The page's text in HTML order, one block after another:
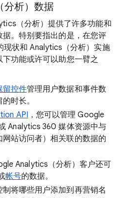
析）数据
（分析）提供了许多功能和
。特别要指出的是，在您评
现状和 Analytics（分析）实施
功能或许可以助您一臂之
留控件管理用户数据和事件数
时长。
API ，您可以管理 Google
Analytics 360 媒体资源中与
站访问者）相关联的数据的
Analytics（分析）客户还可
帐号的数据。
制将哪些用户添加到再营销名